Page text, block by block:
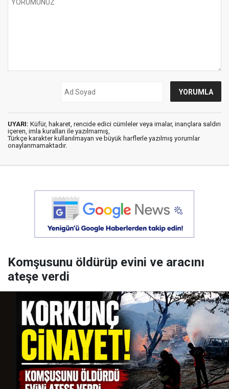
UYARI: Küfür, hakaret, rencide edici cümleler veya imalar, inançlara saldırı
içeren, imla kuralları ile yazılmamış,
Türkçe karakter kullanılmayan ve büyük harflerle yazılmış yorumlar
onaylanmamaktadır.
Komşusunu öldürüp evini ve aracını
ateşe verdi